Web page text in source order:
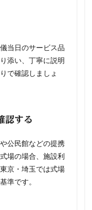
当日のサービス品
添い、丁寧に説明
で確認しましょ
認する
公民館などの提携
場の場合、施設利
京・埼玉では式場
準です。